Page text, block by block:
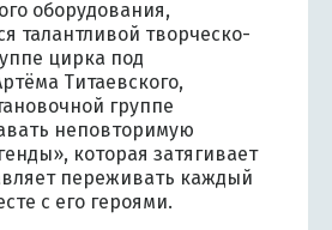
оборудования,
талантливой творческо-
цирка под
Титаевского,
группе
неповторимую
которая затягивает
переживать каждый
с его героями.